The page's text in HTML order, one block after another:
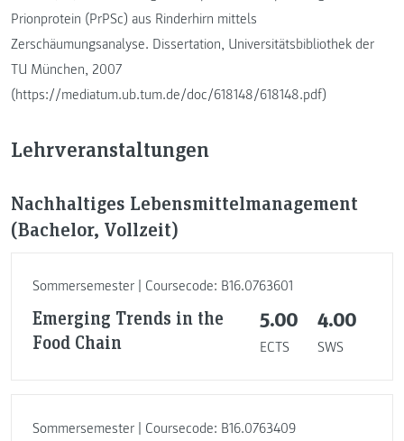
Prionprotein (PrPSc) aus Rinderhirn mittels
Zerschäumungsanalyse. Dissertation, Universitätsbibliothek der
TU München, 2007
(https://mediatum.ub.tum.de/doc/618148/618148.pdf)
Lehrveranstaltungen
Nachhaltiges Lebensmittelmanagement
(Bachelor, Vollzeit)
Sommersemester | Coursecode: B16.0763601
Emerging Trends in the
Food Chain
5.00
ECTS
4.00
SWS
Sommersemester | Coursecode: B16.0763409